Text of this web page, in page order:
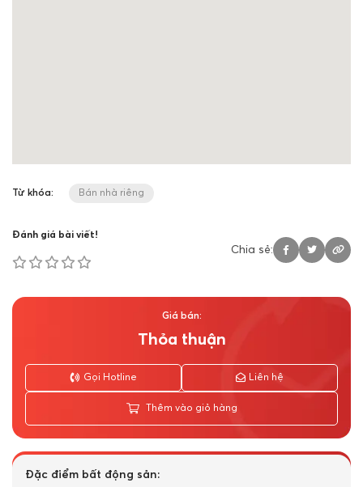
Từ khóa: Bán nhà riêng
Đánh giá bài viết!
Chia sẻ:
Giá bán:
Thỏa thuận
Gọi Hotline Liên hệ
Thêm vào giỏ hàng
Đặc điểm bất động sản: